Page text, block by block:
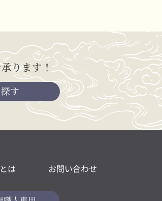
ります！
す
は お問い合わせ